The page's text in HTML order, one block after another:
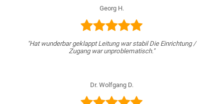
Georg H.
"Hat wunderbar geklappt Leitung war stabil Die Einrichtung /
Zugang war unproblematisch."
Dr. Wolfgang D.